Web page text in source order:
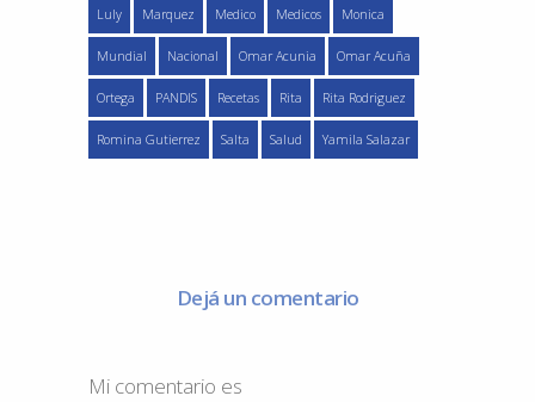
Luly Marquez Medico Medicos Monica
Mundial Nacional Omar Acunia Omar Acuña
Ortega PANDIS Recetas Rita Rita Rodriguez
Romina Gutierrez Salta Salud Yamila Salazar
Dejá un comentario
Mi comentario es